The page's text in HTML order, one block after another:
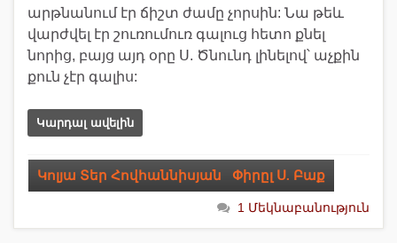
արթնանում էր ճիշտ ժամը չորսին: Նա թեև
վարժվել էր շուռումուռ գալուց հետո քնել
նորից, բայց այդ օրը Ս. Ծնունդ լինելով՝ աչքին
քուն չէր գալիս:
Կարդալ ավելին
Կոլյա Տեր Հովհաննիսյան Փիրըլ Ս. Բաք
1 Մեկնաբանություն